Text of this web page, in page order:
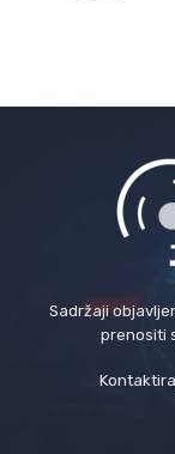
Sadržaji
prenositi